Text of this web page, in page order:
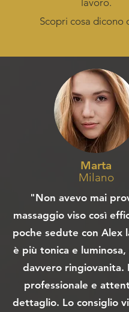
lavoro.
Scopri cosa dicono
Marta
Milano
"Non avevo mai
massaggio viso così
poche sedute con Alex
è più tonica e
davvero ringiovanita.
professionale e
dettaglio. Lo consiglio